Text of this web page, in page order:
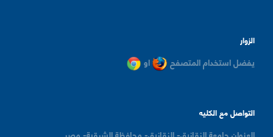
الزوار
يفضل استخدام المتصفح او
التواصل مع الكليه